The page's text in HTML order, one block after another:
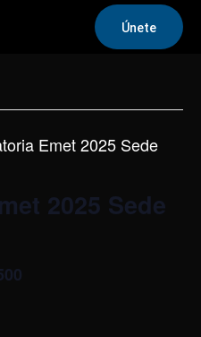
Únete
Emet 2025 Sede
2025 Sede